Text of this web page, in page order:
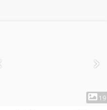
19